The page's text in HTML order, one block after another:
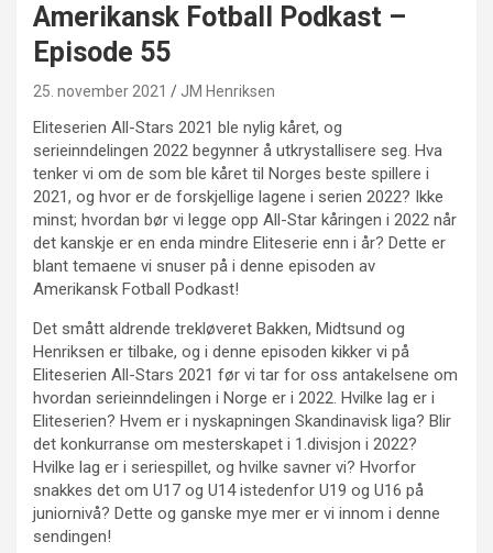
Amerikansk Fotball Podkast –
Episode 55
25. november 2021 JM Henriksen
Eliteserien All-Stars 2021 ble nylig kåret, og
serieinndelingen 2022 begynner å utkrystallisere seg. Hva
tenker vi om de som ble kåret til Norges beste spillere i
2021, og hvor er de forskjellige lagene i serien 2022? Ikke
minst; hvordan bør vi legge opp All-Star kåringen i 2022 når
det kanskje er en enda mindre Eliteserie enn i år? Dette er
blant temaene vi snuser på i denne episoden av
Amerikansk Fotball Podkast!
Det smått aldrende trekløveret Bakken, Midtsund og
Henriksen er tilbake, og i denne episoden kikker vi på
Eliteserien All-Stars 2021 før vi tar for oss antakelsene om
hvordan serieinndelingen i Norge er i 2022. Hvilke lag er i
Eliteserien? Hvem er i nyskapningen Skandinavisk liga? Blir
det konkurranse om mesterskapet i 1.divisjon i 2022?
Hvilke lag er i seriespillet, og hvilke savner vi? Hvorfor
snakkes det om U17 og U14 istedenfor U19 og U16 på
juniornivå? Dette og ganske mye mer er vi innom i denne
sendingen!